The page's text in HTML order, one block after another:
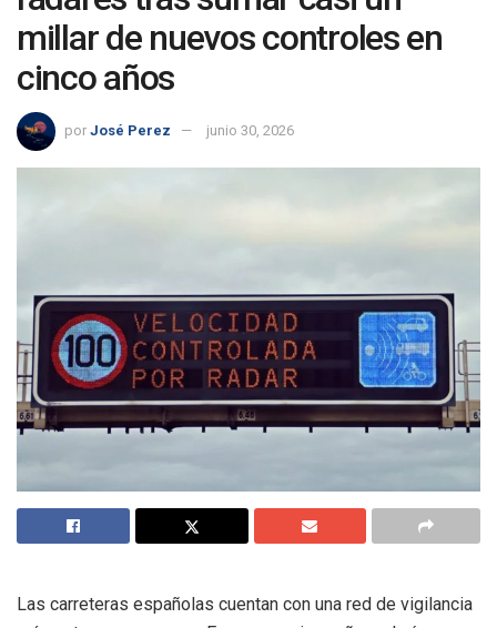
millar de nuevos controles en
cinco años
por José Perez junio 30, 2026
Las carreteras españolas cuentan con una red de vigilancia